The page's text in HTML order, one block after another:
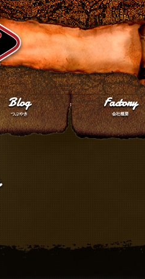
Blog
つぶやき
Factory
会社概要